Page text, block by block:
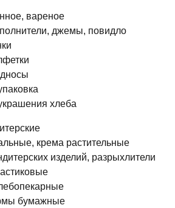
вареное
джемы, повидло
хлеба
крема растительные
изделий, разрыхлители
бумажные